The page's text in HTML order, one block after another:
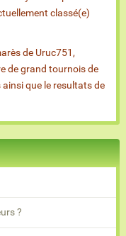
classé(e)
de Uruc751,
de grand tournois de
que le resultats de
?